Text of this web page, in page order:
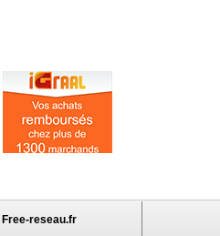
Free-reseau.fr